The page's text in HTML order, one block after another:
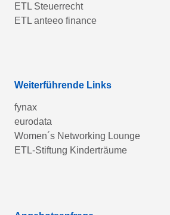
ETL Steuerrecht
ETL anteeo finance
Weiterführende Links
fynax
eurodata
Women´s Networking Lounge
ETL-Stiftung Kinderträume